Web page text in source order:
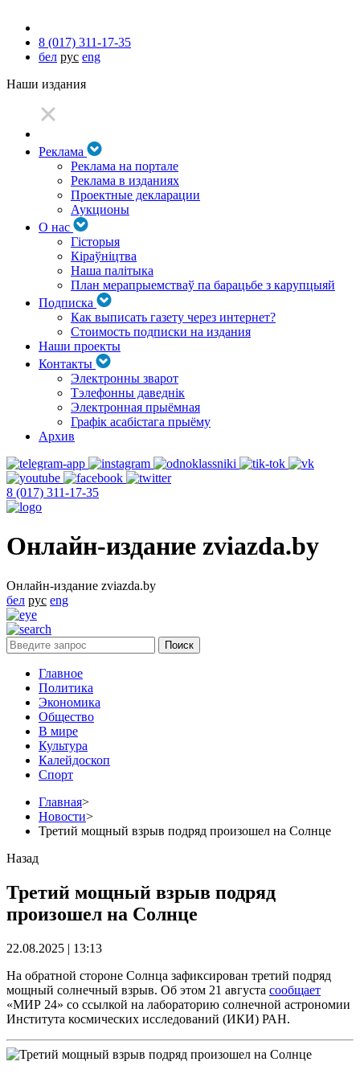
8 (017) 311-17-35
бел рус eng
Наши издания
Реклама
Реклама на портале
Реклама в изданиях
Проектные декларации
Аукционы
О нас
Гісторыя
Кіраўніцтва
Наша палітыка
План мерапрыемстваў па барацьбе з карупцыяй
Подписка
Как выписать газету через интернет?
Стоимость подписки на издания
Наши проекты
Контакты
Электронны зварот
Тэлефонны даведнік
Электронная прыёмная
Графік асабістага прыёму
Архив
8 (017) 311-17-35
Онлайн-издание zviazda.by
Онлайн-издание zviazda.by
бел рус eng
Главное
Политика
Экономика
Общество
В мире
Культура
Калейдоскоп
Спорт
Главная>
Новости>
Третий мощный взрыв подряд произошел на Солнце
Назад
Третий мощный взрыв подряд
произошел на Солнце
22.08.2025 | 13:13
На обратной стороне Солнца зафиксирован третий подряд
мощный солнечный взрыв. Об этом 21 августа сообщает
«МИР 24» со ссылкой на лабораторию солнечной астрономии
Института космических исследований (ИКИ) РАН.